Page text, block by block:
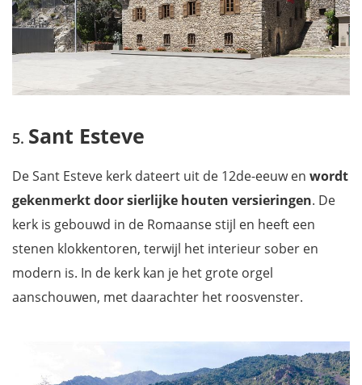
Sant Esteve
De Sant Esteve kerk dateert uit de 12de-eeuw en wordt
gekenmerkt door sierlijke houten versieringen. De
kerk is gebouwd in de Romaanse stijl en heeft een
stenen klokkentoren, terwijl het interieur sober en
modern is. In de kerk kan je het grote orgel
aanschouwen, met daarachter het roosvenster.